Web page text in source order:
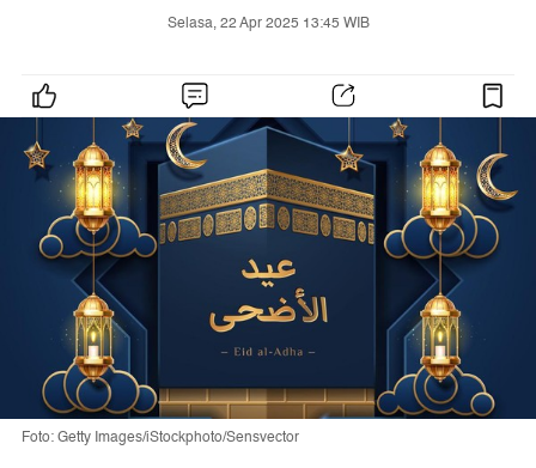
Selasa, 22 Apr 2025 13:45 WIB
Foto: Getty Images/iStockphoto/Sensvector